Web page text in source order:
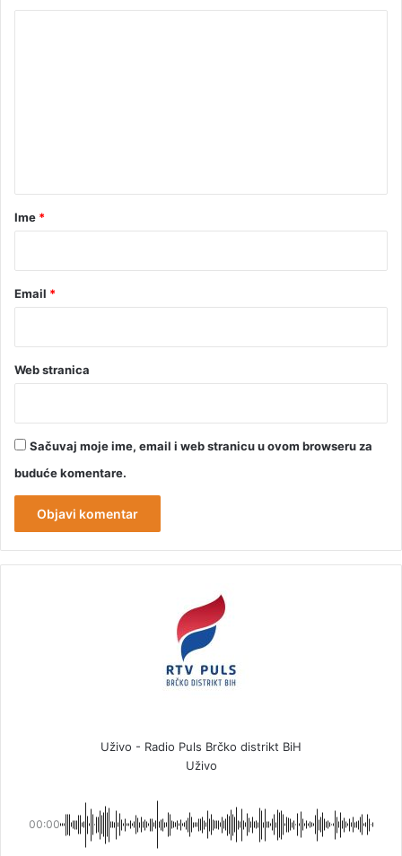
rIme *
Email *
Web stranica
Sačuvaj moje ime, email i web stranicu u ovom browseru za
buduće komentare.
Uživo - Radio Puls Brčko distrikt BiH
Uživo
00:00